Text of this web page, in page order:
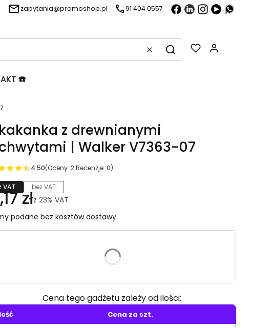
zapytania@promoshop.pl 91 404 0557
WyczyśćSzukaj
☎️
z drewnianymi
| Walker V7363-07
4.50(Oceny: 2 Recenzje: 0)
VAT bez VAT
złz 23% VAT
podane bez kosztów dostawy.
Poszczególne warianty mogą różnić się ceną
Cena tego gadżetu zależy od ilości:
Cena za szt.